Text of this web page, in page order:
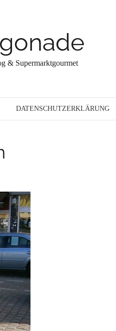
& Supermarktgourmet
DATENSCHUTZERKLÄRUNG